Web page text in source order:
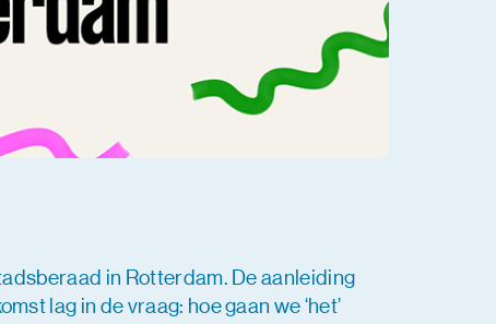
in Rotterdam. De aanleiding
lag in de vraag: hoe gaan we ‘het’